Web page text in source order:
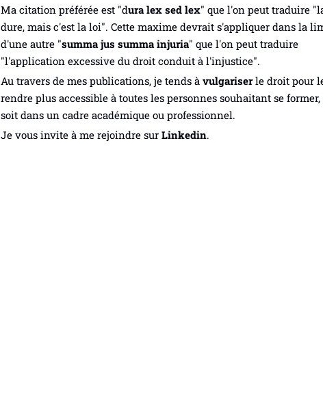
Ma citation préférée est "dura lex sed lex" que l'on peut traduire
dure, mais c'est la loi". Cette maxime devrait s'appliquer dans la
d'une autre "summa jus summa injuria" que l'on peut traduire
"l'application excessive du droit conduit à l'injustice".
Au travers de mes publications, je tends à vulgariserle droit pour
rendre plus accessible à toutes les personnes souhaitant se former,
soit dans un cadre académique ou professionnel.
Je vous invite à me rejoindre sur Linkedin.